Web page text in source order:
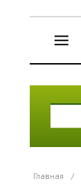
Главная /